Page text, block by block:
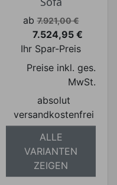
Verkaufspreis
ab 7.921,00 €
Preis
7.524,95 €
Ihr Spar-Preis
Preise inkl. ges.
MwSt.
absolut
versandkostenfrei
ALLE
VARIANTEN
ZEIGEN